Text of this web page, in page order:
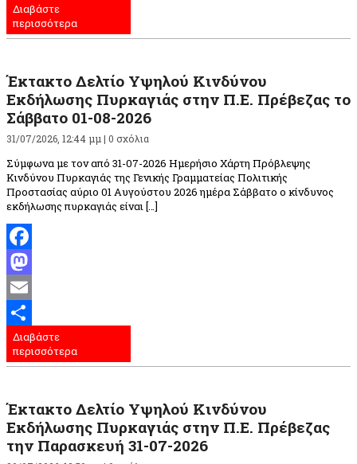
Μοιραστείτε
Διαβάστε
περισσότερα
Έκτακτο Δελτίο Υψηλού Κινδύνου
Εκδήλωσης Πυρκαγιάς στην Π.Ε. Πρέβεζας το
Σάββατο 01-08-2026
31/07/2026, 12:44 μμ | 0 σχόλια
Σύμφωνα με τον από 31-07-2026 Ημερήσιο Χάρτη Πρόβλεψης
Κινδύνου Πυρκαγιάς της Γενικής Γραμματείας Πολιτικής
Προστασίας αύριο 01 Αυγούστου 2026 ημέρα Σάββατο ο κίνδυνος
εκδήλωσης πυρκαγιάς είναι […]
Facebook
Mastodon
Email
Μοιραστείτε
Διαβάστε
περισσότερα
Έκτακτο Δελτίο Υψηλού Κινδύνου
Εκδήλωσης Πυρκαγιάς στην Π.Ε. Πρέβεζας
την Παρασκευή 31-07-2026